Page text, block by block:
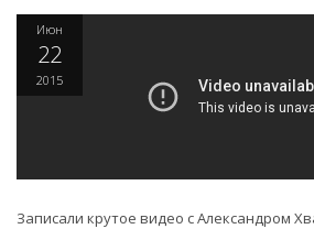
Июн
22
2015
Записали крутое видео с Александром